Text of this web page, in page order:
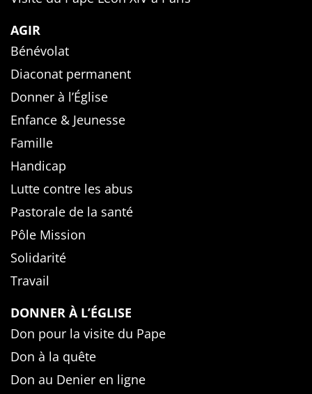
AGIR
Bénévolat
Diaconat permanent
Donner à l’Église
Enfance & Jeunesse
Famille
Handicap
Lutte contre les abus
Pastorale de la santé
Pôle Mission
Solidarité
Travail
DONNER À L’ÉGLISE
Don pour la visite du Pape
Don à la quête
Don au Denier en ligne